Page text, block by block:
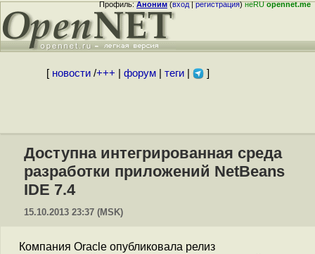
Профиль:Аноним(вход|регистрация)неRUopennet.me
[ новости/+++ форум| теги| ]
Доступна интегрированная среда
разработки приложений NetBeans
IDE 7.4
15.10.2013 23:37 (MSK)
Компания Oracle опубликовала релиз